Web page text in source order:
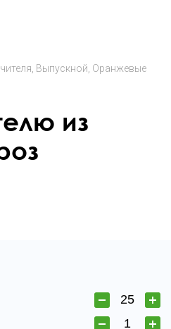
Выпускной Оранжевые
из